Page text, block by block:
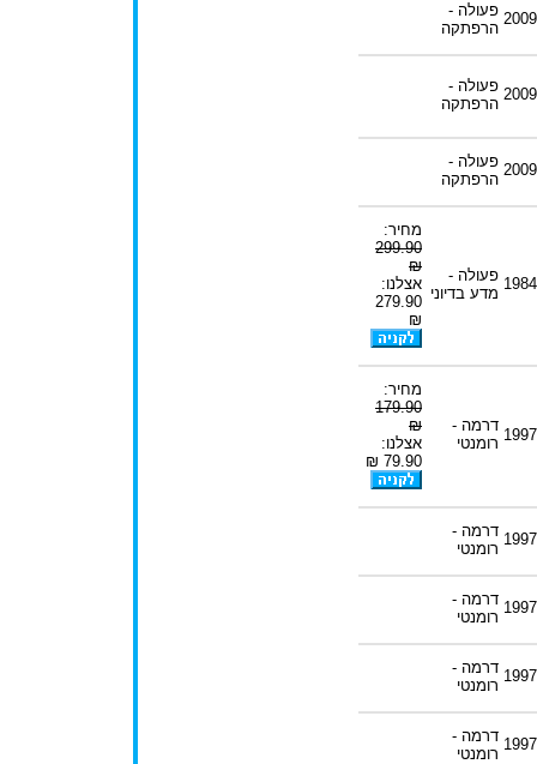
2009 פעולה -
הרפתקה
2009 פעולה -
הרפתקה
2009 פעולה -
הרפתקה
1984 פעולה -
מדע בדיוני
מחיר:
299.90
₪
אצלנו:
279.90
₪
1997
דרמה -
רומנטי
מחיר:
179.90
₪
אצלנו:
79.90 ₪
1997 דרמה -
רומנטי
1997 דרמה -
רומנטי
1997 דרמה -
רומנטי
1997 דרמה -
רומנטי